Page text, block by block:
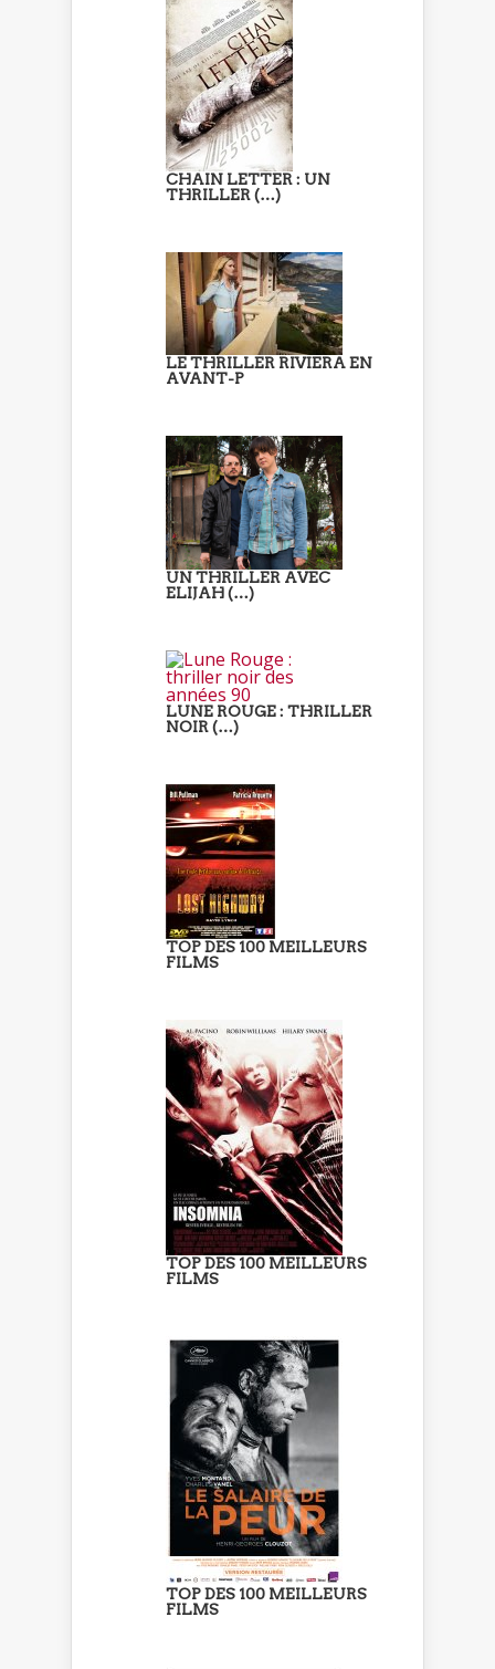
CHAIN LETTER : UN
THRILLER (…)
LE THRILLER RIVIERA EN
AVANT-P
UN THRILLER AVEC
ELIJAH (…)
LUNE ROUGE : THRILLER
NOIR (…)
TOP DES 100 MEILLEURS
FILMS
TOP DES 100 MEILLEURS
FILMS
TOP DES 100 MEILLEURS
FILMS